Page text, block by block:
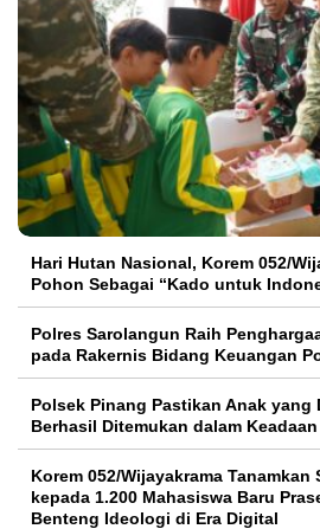
Hari Hutan Nasional, Korem 052/
Pohon Sebagai “Kado untuk
Polres Sarolangun Raih
pada Rakernis Bidang Keuangan
Polsek Pinang Pastikan Anak yang
Berhasil Ditemukan dalam
Korem 052/Wijayakrama Tanamkan
kepada 1.200 Mahasiswa Baru
Benteng Ideologi di Era Digital